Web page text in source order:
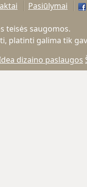
Pasiūlymai
teisės saugomos.
platinti galima tik
dizaino paslaugos